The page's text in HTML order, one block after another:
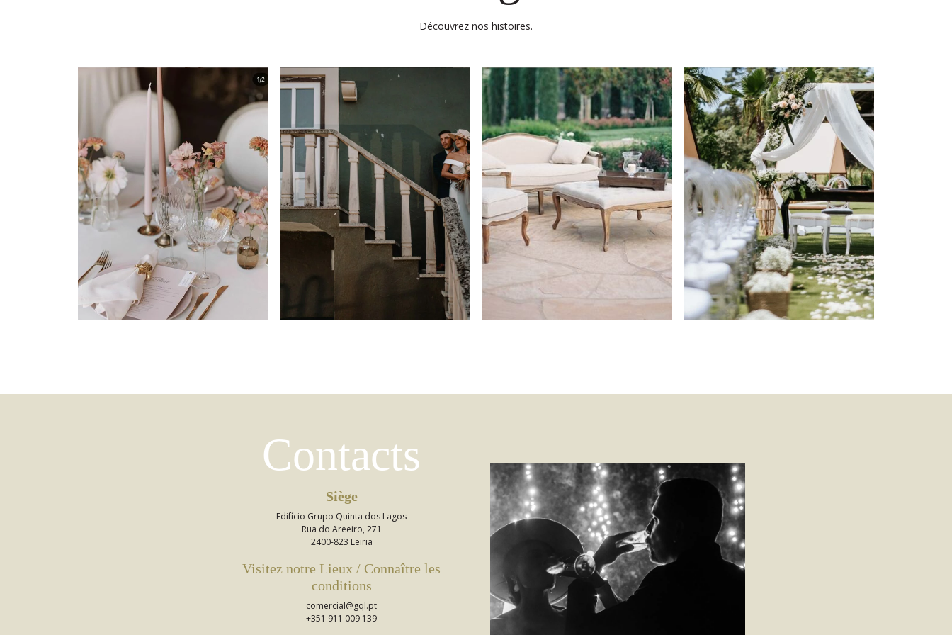
Découvrez nos histoires.
Contacts
Siège
Edifício Grupo Quinta dos Lagos
Rua do Areeiro, 271
2400-823 Leiria
Visitez notre Lieux / Connaître les
conditions
comercial@gql.pt
+351 911 009 139